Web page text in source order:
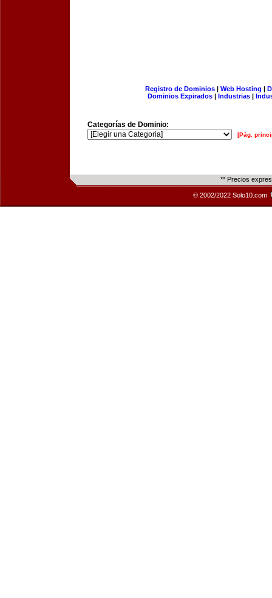
Registro de Dominios| Web Hosting |
Dominios Expirados | Industrias |
Categorías de Dominio:
[Pág.
** Precios
© 2002/2022 Solo10.com